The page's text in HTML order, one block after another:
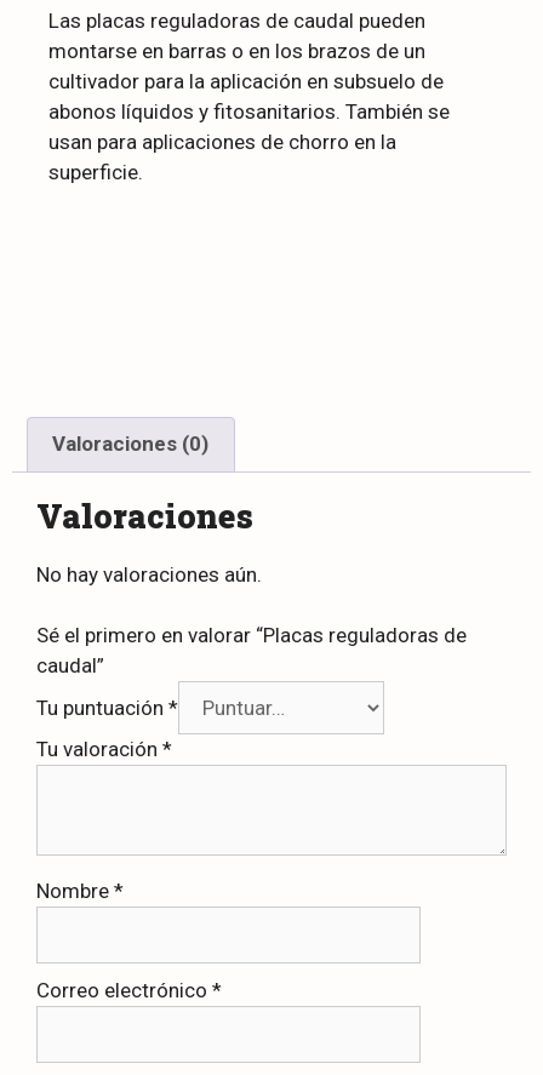
Las placas reguladoras de caudal pueden
montarse en barras o en los brazos de un
cultivador para la aplicación en subsuelo de
abonos líquidos y fitosanitarios. También se
usan para aplicaciones de chorro en la
superficie.
Valoraciones (0)
Valoraciones
No hay valoraciones aún.
Sé el primero en valorar “Placas reguladoras de
caudal”
Tu puntuación *
Tu valoración *
Nombre *
Correo electrónico *